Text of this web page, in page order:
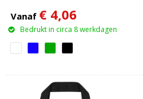
Vanaf € 4,06
Bedrukt in circa 8 werkdagen